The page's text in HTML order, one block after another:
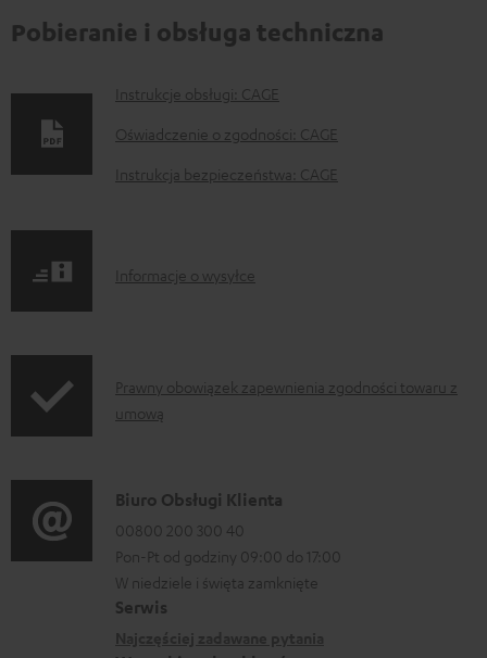
Pobieranie i obsługa techniczna
D
o
n
d
o
o
b
r
a
n
i
Instrukcje obsługi: CAGE
Oświadczenie o zgodności: CAGE
Instrukcja bezpieczeństwa: CAGE
I
o
r
c
j
e
o
Informacje o wysyłce
I
n
o
r
m
a
c
j
Prawny obowiązek zapewnienia zgodności towaru z
umową
D
a
n
e
Biuro Obsługi Klienta
00800 200 300 40
Pon-Pt od godziny 09:00 do 17:00
W niedziele i święta zamknięte
Serwis